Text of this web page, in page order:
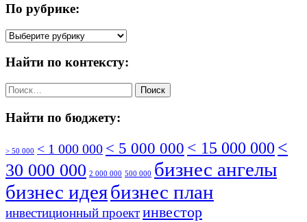
По рубрике:
По
Найти по контексту:
Найти:
Найти по бюджету:
> 50 000 < 1 000 000 < 5 000 000 < 15 000 000 <
30 000 000 2 000 000 500 000 бизнес ангелы
бизнес идеябизнес план
инвестиционный проект инвестор